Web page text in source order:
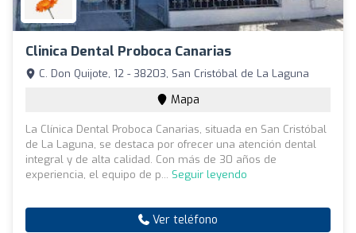
Clinica Dental Proboca Canarias
C. Don Quijote, 12 - 38203, San Cristóbal de La Laguna
Mapa
La Clínica Dental Proboca Canarias, situada en San Cristóbal
de La Laguna, se destaca por ofrecer una atención dental
integral y de alta calidad. Con más de 30 años de
experiencia, el equipo de p... Seguir leyendo
Ver teléfono